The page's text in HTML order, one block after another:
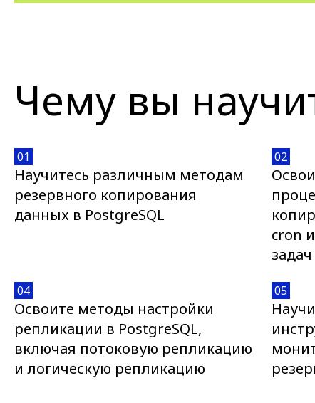
Чему вы
01
Научитесь различным методам
резервного копирования
данных в PostgreSQL
02
cron
задач
04
Освоите методы настройки
репликации в PostgreSQL,
включая потоковую репликацию
и логическую репликацию
05